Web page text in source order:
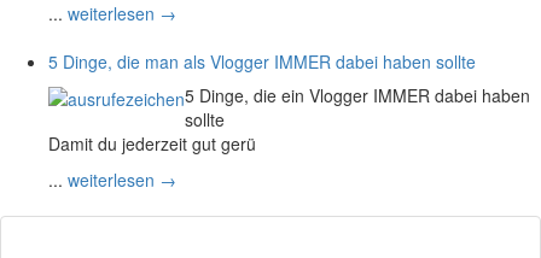
... weiterlesen →
5 Dinge, die man als Vlogger IMMER dabei haben sollte
5 Dinge, die ein Vlogger IMMER dabei haben
sollte
Damit du jederzeit gut gerü
... weiterlesen →